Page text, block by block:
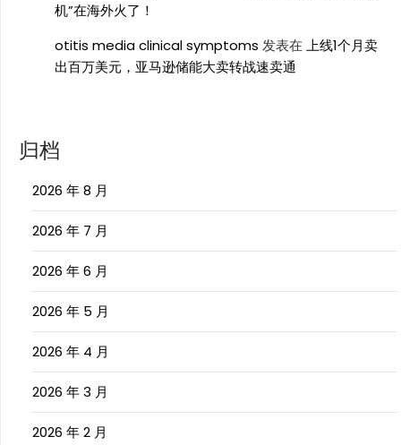
机”在海外火了！
otitis media clinical symptoms 发表在 上线1个月卖
出百万美元，亚马逊储能大卖转战速卖通
归档
2026 年 8 月
2026 年 7 月
2026 年 6 月
2026 年 5 月
2026 年 4 月
2026 年 3 月
2026 年 2 月